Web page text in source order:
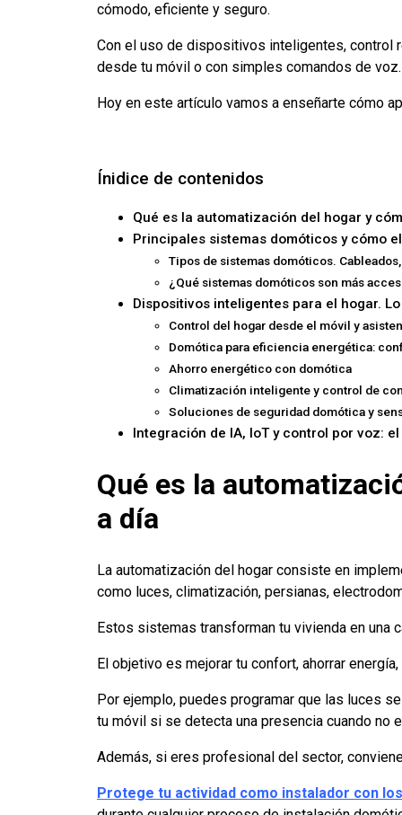
cómodo, eficiente y seguro.
Con el uso de dispositivos inteligentes, control
desde tu móvil o con simples comandos de voz.
Hoy en este artículo vamos a enseñarte cómo
Ínidice de contenidos
Qué es la automatización del hogar y
Principales sistemas domóticos y cómo
Tipos de sistemas domóticos.
¿Qué sistemas domóticos son más
Dispositivos inteligentes para el hogar.
Control del hogar desde el móvil y
Domótica para eficiencia energética:
Ahorro energético con domótica
Climatización inteligente y control de
Soluciones de seguridad domótica y
Integración de IA, IoT y control por voz:
Qué es la
a día
La automatización del hogar consiste en
como luces, climatización, persianas,
Estos sistemas transforman tu vivienda en una
El objetivo es mejorar tu confort, ahorrar
Por ejemplo, puedes programar que las luces
tu móvil si se detecta una presencia cuando no
Además, si eres profesional del sector,
Protege tu actividad como instalador con